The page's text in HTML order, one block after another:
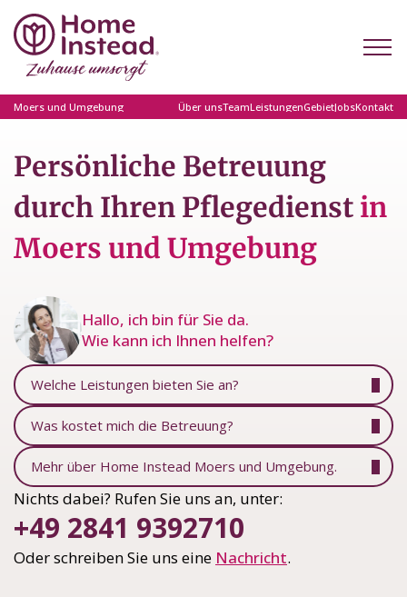
Moers und Umgebung Über unsTeamLeistungenGebietJobsKontakt
Persönliche Betreuung
durch Ihren Pflegedienst in
Moers und Umgebung
Hallo, ich bin für Sie da.
Wie kann ich Ihnen helfen?
Welche Leistungen bieten Sie an?
Was kostet mich die Betreuung?
Mehr über Home Instead Moers und Umgebung.
Nichts dabei? Rufen Sie uns an, unter:
+49 2841 9392710
Oder schreiben Sie uns eine Nachricht.